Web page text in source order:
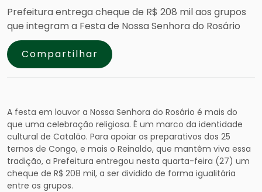
Prefeitura entrega cheque de R$ 208 mil aos grupos
que integram a Festa de Nossa Senhora do Rosário
Compartilhar
A festa em louvor a Nossa Senhora do Rosário é mais do
que uma celebração religiosa. É um marco da identidade
cultural de Catalão. Para apoiar os preparativos dos 25
ternos de Congo, e mais o Reinaldo, que mantêm viva essa
tradição, a Prefeitura entregou nesta quarta-feira (27) um
cheque de R$ 208 mil, a ser dividido de forma igualitária
entre os grupos.